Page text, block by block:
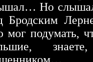
Но
Бродским
мог подумать,